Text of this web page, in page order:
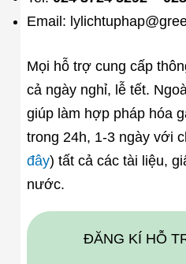
Email:
Mọi hỗ trợ cung cấp
cả ngày nghỉ, lễ tết.
giúp làm hợp pháp hóa
trong 24h, 1-3 ngày với
đây) tất cả các tài liệu,
nước.
ĐĂNG KÍ HỖ